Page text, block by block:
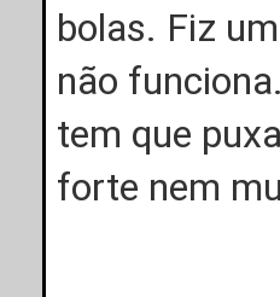
bolas. Fiz
não
tem que
forte nem